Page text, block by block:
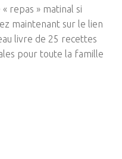
repas » matinal si
maintenant sur le lien
livre de 25 recettes
pour toute la famille